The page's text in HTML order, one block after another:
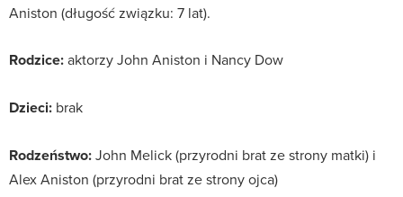
Aniston (długość związku: 7 lat).
Rodzice:aktorzy John Aniston i Nancy Dow
Dzieci: brak
Rodzeństwo:John Melick (przyrodni brat ze strony matki) i
Alex Aniston (przyrodni brat ze strony ojca)